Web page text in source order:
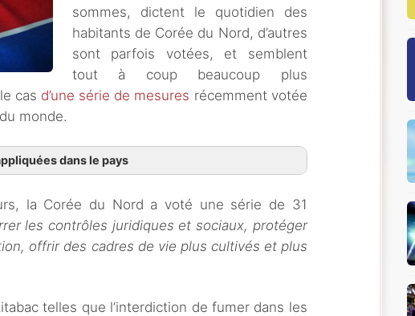
sommes, dictent le quotidien des
habitants de Corée du Nord, d’autres
sont parfois votées, et semblent
tout à coup beaucoup plus
cas d’une série de mesures récemment votée
monde.
dans le pays
la Corée du Nord a voté une série de 31
les contrôles juridiques et sociaux, protéger
offrir des cadres de vie plus cultivés et plus
telles que l’interdiction de fumer dans les